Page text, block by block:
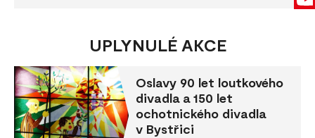
UPLYNULÉ AKCE
Oslavy 90 let loutkového
divadla a 150 let
ochotnického divadla
v Bystřici